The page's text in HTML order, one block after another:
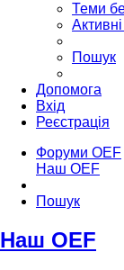
Теми
Пошук
Допомога
Вхід
Реєстрація
Форуми OEF
Наш OEF
Пошук
Наш OEF